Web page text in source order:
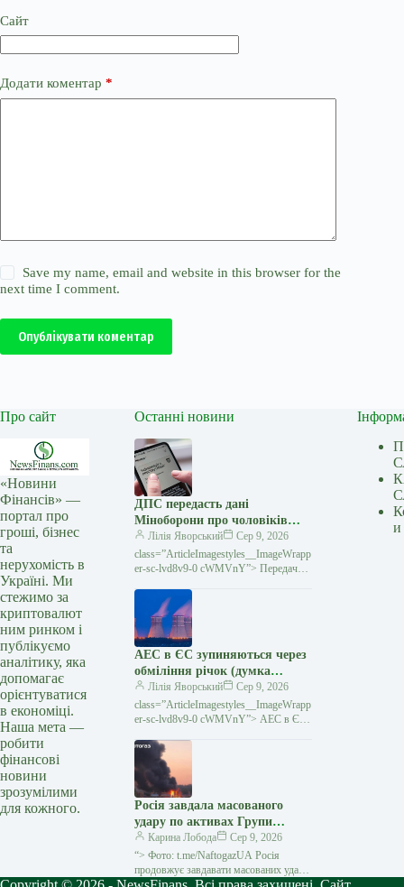
Сайт
Додати коментар *
Save my name, email and website in this browser for the
next time I comment.
Опублікувати коментар
Про сайт
«Новини
Фінансів» —
портал про
гроші, бізнес
та
нерухомість в
Україні. Ми
стежимо за
криптовалют
ним ринком і
публікуємо
аналітику, яка
допомагає
орієнтуватися
в економіці.
Наша мета —
робити
фінансові
новини
зрозумілими
для кожного.
Останні новини
ДПС передасть дані
Міноборони про чоловіків
18−60 років для актуалізації
реєстру «Оберіг»
Лілія Яворський
Сер 9, 2026
class=”ArticleImagestyles__ImageWrapp
er-sc-lvd8v9-0 cWMVnY”> Передачу
календарних днів.Кабінет Міністрів
доручив Державній
АЕС в ЄС зупиняються через
обміління річок (думка
експерта)
Лілія Яворський
Сер 9, 2026
class=”ArticleImagestyles__ImageWrapp
er-sc-lvd8v9-0 cWMVnY”> АЕС в ЄС
(думка експерта)Через аномальну
спеку в Європі суттєво знизився
Росія завдала масованого
удару по активах Групи
“Нафтогаз” по всій країні
Карина Лобода
Сер 9, 2026
“> Фото: t.me/NaftogazUA Росія
продовжує завдавати масованих ударів
по різних підприємствах, які входять
и